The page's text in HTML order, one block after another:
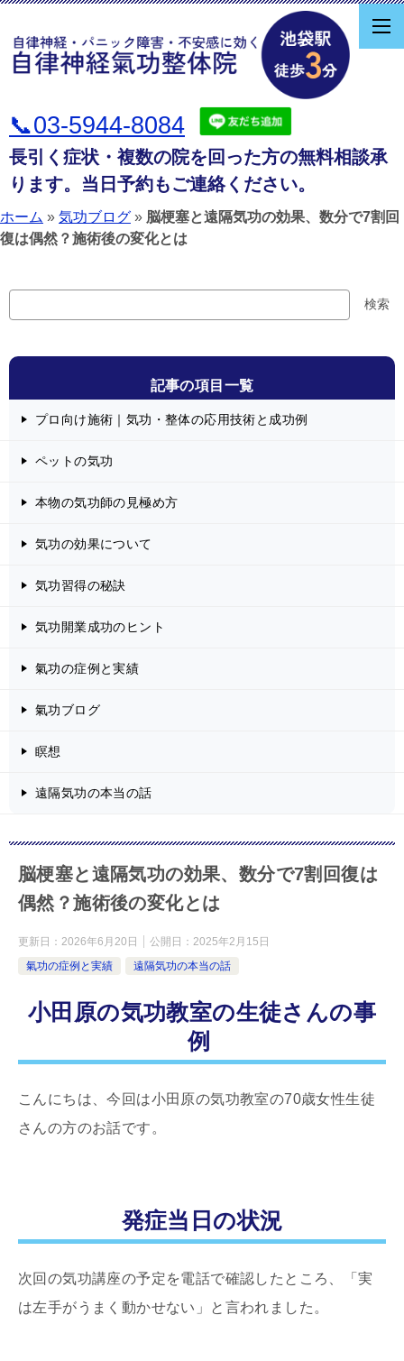
📞03-5944-8084
長引く症状・複数の院を回った方の無料相談承
ります。当日予約もご連絡ください。
ホーム » 気功ブログ » 脳梗塞と遠隔気功の効果、数分で7割回
復は偶然？施術後の変化とは
索
検索
記事の項目一覧
プロ向け施術｜気功・整体の応用技術と成功例
ペットの気功
本物の気功師の見極め方
気功の効果について
気功習得の秘訣
気功開業成功のヒント
氣功の症例と実績
氣功ブログ
瞑想
遠隔気功の本当の話
脳梗塞と遠隔気功の効果、数分で7割回復は
偶然？施術後の変化とは
更新日： 2026年6月20日 公開日： 2025年2月15日
氣功の症例と実績
遠隔気功の本当の話
小田原の気功教室の生徒さんの事
例
こんにちは、今回は小田原の気功教室の70歳女性生徒
さんの方のお話です。
発症当日の状況
次回の気功講座の予定を電話で確認したところ、「実
は左手がうまく動かせない」と言われました。